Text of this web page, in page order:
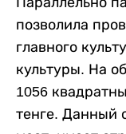
позволила
главного
культуры. На
1056
тенге. Данный